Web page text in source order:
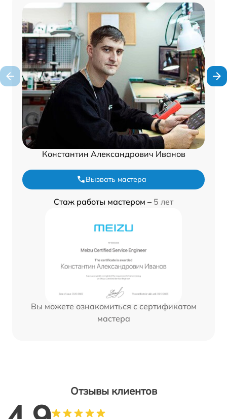
Константин Александрович Иванов
Вызвать мастера
Стаж работы мастером – 5 лет
Вы можете ознакомиться с сертификатом
мастера
Отзывы клиентов